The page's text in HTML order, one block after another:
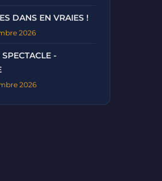
DANS EN VRAIES !
2026
-
2026